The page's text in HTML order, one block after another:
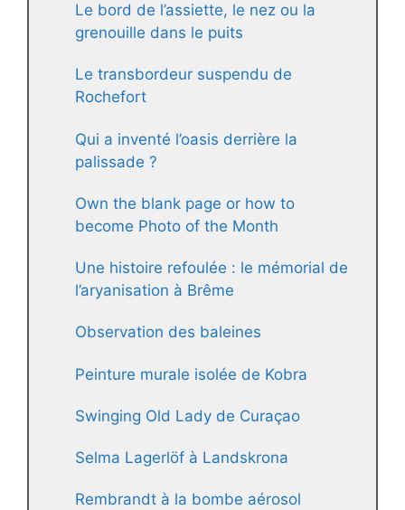
Le bord de l’assiette, le nez ou la
grenouille dans le puits
Le transbordeur suspendu de
Rochefort
Qui a inventé l’oasis derrière la
palissade ?
Own the blank page or how to
become Photo of the Month
Une histoire refoulée : le mémorial de
l’aryanisation à Brême
Observation des baleines
Peinture murale isolée de Kobra
Swinging Old Lady de Curaçao
Selma Lagerlöf à Landskrona
Rembrandt à la bombe aérosol